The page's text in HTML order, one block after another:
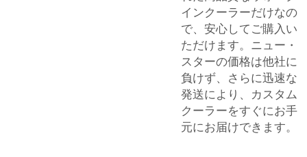
インクーラーだけなの
で、安心してご購入い
ただけます。ニュー・
スターの価格は他社に
負けず、さらに迅速な
発送により、カスタム
クーラーをすぐにお手
元にお届けできます。